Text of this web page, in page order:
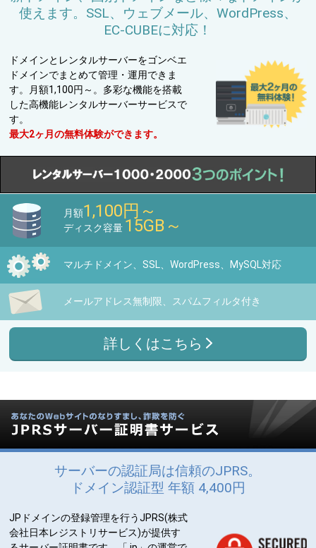
使えます。SSL、ウェブメール、WordPress、
EC-CUBEに対応！
ドメインとレンタルサーバーをゴンベエ
ドメインでまとめて管理・運用できま
す。月額1,100円～。多彩な機能を搭載
した高機能レンタルサーバーサービスで
す。
最大2ヶ月の無料体験ができます。
月額1,100円～
ディスク容量15GB～
マルチドメイン、SSL、WordPress、MySQL対応
メールアドレス無制限、スパムフィルタ付き
詳しくはこちら
サーバーの認証局は信頼のJPRS。
ドメイン認証型 年額 4,400円
JPドメインの登録管理を行うJPRS(株式
会社日本レジストリサービス)が提供す